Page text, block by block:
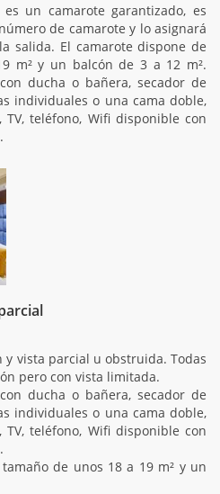
un camarote garantizado, es
de camarote y lo asignará
salida. El camarote dispone de
m² y un balcón de 3 a 12 m².
ducha o bañera, secador de
individuales o una cama doble,
teléfono, Wifi disponible con
y vista parcial u obstruida. Todas
pero con vista limitada.
ducha o bañera, secador de
individuales o una cama doble,
teléfono, Wifi disponible con
de unos 18 a 19 m² y un